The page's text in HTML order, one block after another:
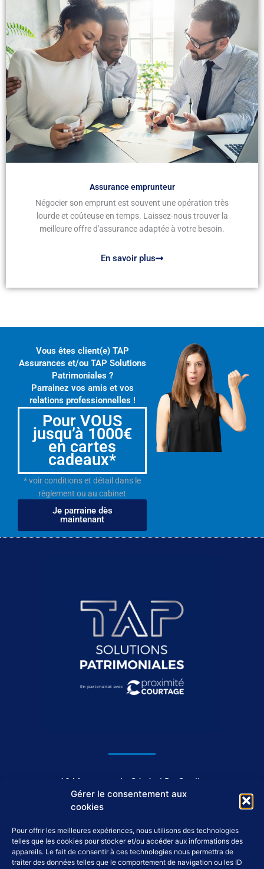
Gérer le consentement aux
cookies
Pour offrir les meilleures expériences, nous utilisons des technologies
telles que les cookies pour stocker et/ou accéder aux informations des
appareils. Le fait de consentir à ces technologies nous permettra de
traiter des données telles que le comportement de navigation ou les ID
Assurance emprunteur
Négocier son emprunt est souvent une opération très
lourde et coûteuse en temps. Laissez-nous trouver la
meilleure offre d'assurance adaptée à votre besoin.
En savoir plus
Vous êtes client(e) TAP
Assurances et/ou TAP Solutions
Patrimoniales ?
Parrainez vos amis et vos
relations professionnelles !
Pour VOUS
jusqu’à 1000€
en cartes
cadeaux*
* voir conditions et détail dans le
règlement ou au cabinet
Je parraine dès
maintenant
1044, avenue du Général De Gaulle
37550 Saint-Avertin
02 46 46 98 98